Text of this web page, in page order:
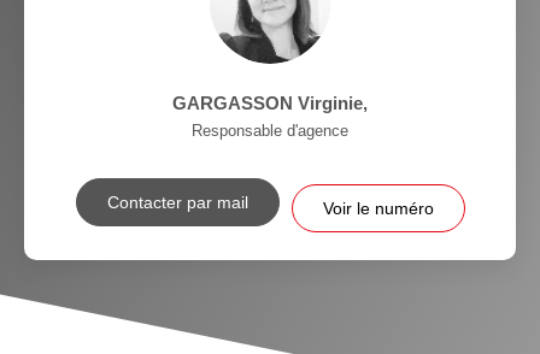
GARGASSON Virginie,
Responsable d'agence
Contacter par mail Voir le numéro